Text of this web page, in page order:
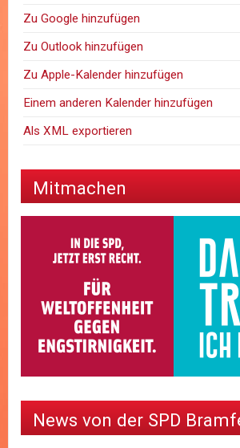
Zu Google hinzufügen
Zu Outlook hinzufügen
Zu Apple-Kalender hinzufügen
Einem anderen Kalender hinzufügen
Als XML exportieren
Mitmachen
News von der SPD